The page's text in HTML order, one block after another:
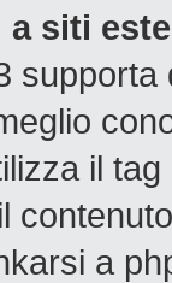
a siti
il tag
a